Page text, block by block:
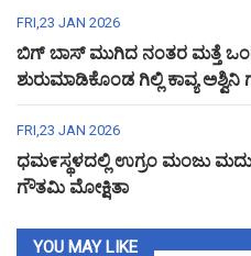
FRI,23 JAN 2026
ಬಿಗ್ ಬಾಸ್ ಮುಗಿದ ನಂತರ ಮತ್ತೆ
ಶುರುಮಾಡಿಕೊಂಡ ಗಿಲ್ಲಿ ಕಾವ್ಯ
FRI,23 JAN 2026
ಧಮ೯ಸ್ಥಳದಲ್ಲಿ ಉಗ್ರಂ ಮಂಜು
ಗೌತಮಿ ಮೋಕ್ಷಿತಾ
YOU MAY LIKE